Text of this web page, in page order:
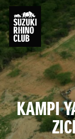
Skip
to
main
content
KAMPI